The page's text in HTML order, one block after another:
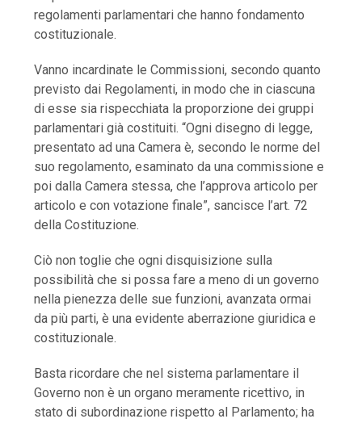
regolamenti parlamentari che hanno fondamento
costituzionale.
Vanno incardinate le Commissioni, secondo quanto
previsto dai Regolamenti, in modo che in ciascuna
di esse sia rispecchiata la proporzione dei gruppi
parlamentari già costituiti. “Ogni disegno di legge,
presentato ad una Camera è, secondo le norme del
suo regolamento, esaminato da una commissione e
poi dalla Camera stessa, che l’approva articolo per
articolo e con votazione finale”, sancisce l’art. 72
della Costituzione.
Ciò non toglie che ogni disquisizione sulla
possibilità che si possa fare a meno di un governo
nella pienezza delle sue funzioni, avanzata ormai
da più parti, è una evidente aberrazione giuridica e
costituzionale.
Basta ricordare che nel sistema parlamentare il
Governo non è un organo meramente ricettivo, in
stato di subordinazione rispetto al Parlamento; ha